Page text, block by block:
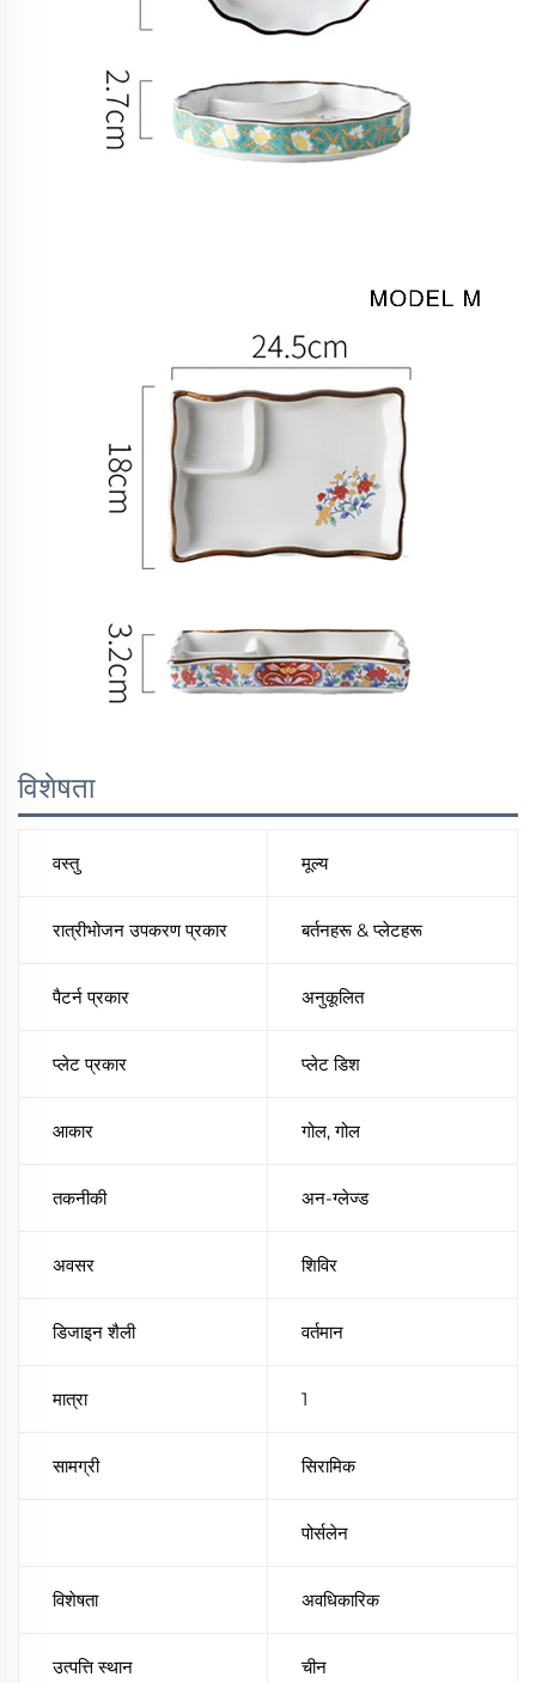
विशेषता
वस्तु मूल्य
रात्रीभोजन उपकरण प्रकार बर्तनहरू & प्लेटहरू
पैटर्न प्रकार अनुकूलित
प्लेट प्रकार प्लेट डिश
आकार गोल, गोल
तकनीकी अन-ग्लेज्ड
अवसर शिविर
डिजाइन शैली वर्तमान
मात्रा 1
सामग्री सिरामिक
पोर्सलेन
विशेषता अवधिकारिक
उत्पत्ति स्थान चीन